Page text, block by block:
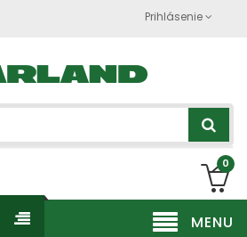
Prihlásenie
0
MENU